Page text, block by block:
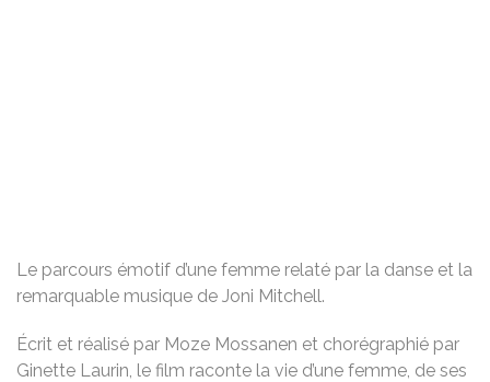
Le parcours émotif d’une femme relaté par la danse et la
remarquable musique de Joni Mitchell.
Écrit et réalisé par Moze Mossanen et chorégraphié par
Ginette Laurin, le film raconte la vie d’une femme, de ses